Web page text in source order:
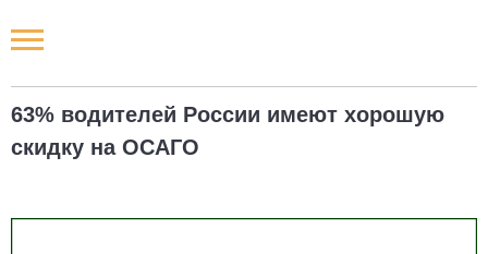
63% водителей России имеют хорошую
скидку на ОСАГО
Новости РФ
Городские новости